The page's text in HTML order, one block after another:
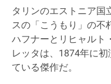
タリンのエストニア国
スの「こうもり」の不
ハフナーとリヒャルト
レッタは、1874年に
ている傑作だ。